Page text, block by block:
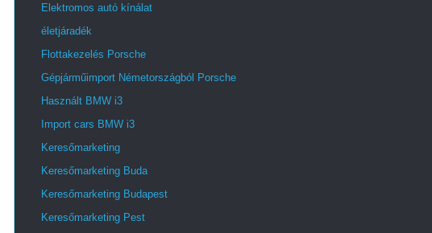
Elektromos autó kínálat
életjáradék
Flottakezelés Porsche
Gépjárműimport Németországból Porsche
Használt BMW i3
Import cars BMW i3
Keresőmarketing
Keresőmarketing Buda
Keresőmarketing Budapest
Keresőmarketing Pest